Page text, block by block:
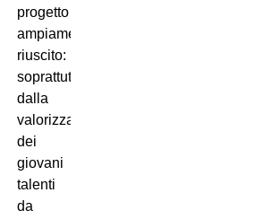
progetto
ampiamente
riuscito:
soprattutto
dalla
valorizzazione
dei
giovani
talenti
da